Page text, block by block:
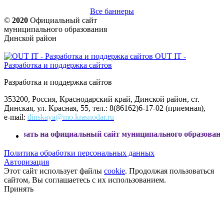
Все баннеры
© 2020 Официальный сайт
муниципального образования
Динской район
OUT IT -
Разработка и поддержка сайтов
Разработка и поддержка сайтов
353200, Россия, Краснодарский край, Динской район, ст.
Динская, ул. Красная, 55, тел.: 8(86162)6-17-02 (приемная),
e-mail: dinskaya@mo.krasnodar.ru
официальный сайт муниципального образования Динской
Политика обработки персональных данных
Авторизация
Этот сайт использует файлы cookie. Продолжая пользоваться
сайтом, Вы соглашаетесь с их использованием.
Принять